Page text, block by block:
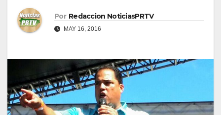
Por Redaccion NoticiasPRTV
MAY 16, 2016